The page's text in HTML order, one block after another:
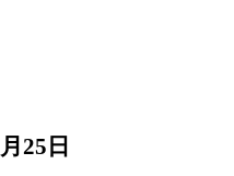
月 25 日